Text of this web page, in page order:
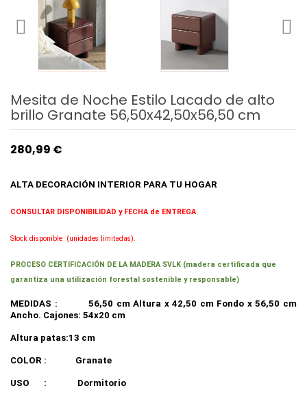
Mesita de Noche Estilo Lacado de alto
brillo Granate 56,50x42,50x56,50 cm
280,99 €
ALTA DECORACIÓN INTERIOR PARA TU HOGAR
CONSULTAR DISPONIBILIDAD y FECHA de ENTREGA
Stock disponible (unidades limitadas).
PROCESO CERTIFICACIÓN DE LA MADERA SVLK (madera certificada que
garantiza una utilización forestal sostenible y responsable)
MEDIDAS :
56,50 cm Altura x 42,50 cm Fondo x 56,50 cm
Ancho. Cajones: 54x20 cm
Altura patas:13 cm
COLOR : Granate
USO : Dormitorio